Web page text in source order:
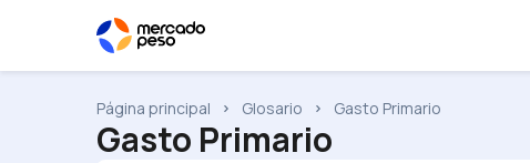
Página principal Glosario Gasto Primario
Gasto Primario